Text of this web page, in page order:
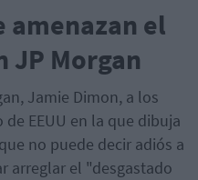
amenazan el
JP Morgan
Jamie Dimon, a los
EEUU en la que dibuja
no puede decir adiós a
arreglar el "desgastado